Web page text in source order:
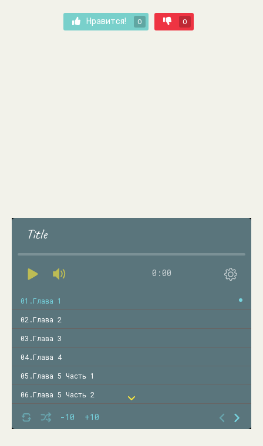
Нравится! 0 0
Title
0:00
-10 +10
01.Глава 1
02.Глава 2
03.Глава 3
04.Глава 4
05.Глава 5 Часть 1
06.Глава 5 Часть 2
07.Глава 6 Часть 1
08.Глава 6 Часть 2